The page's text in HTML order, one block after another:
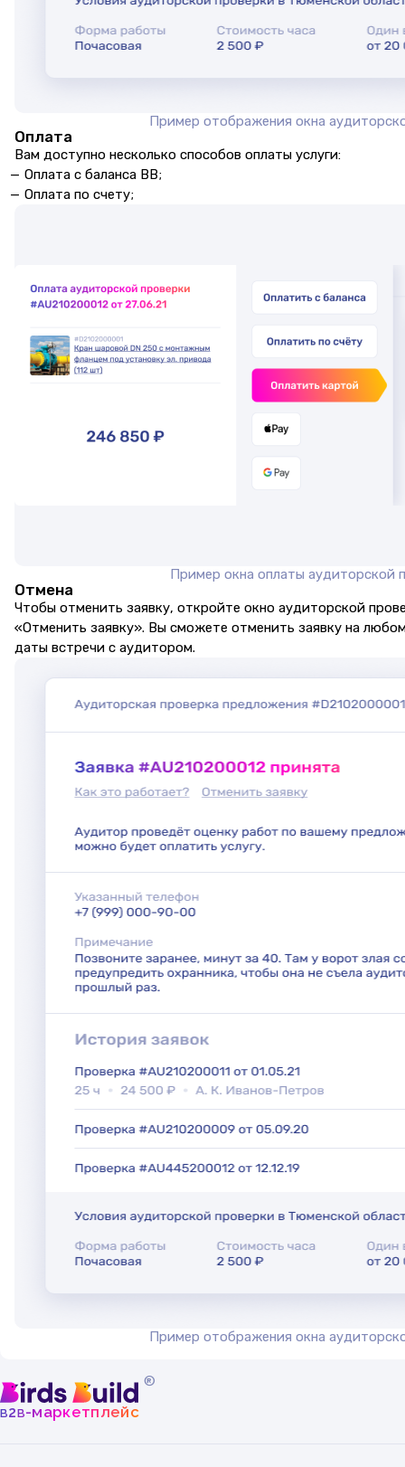
Пример отображения окна
Оплата
Вам доступно несколько способов оплаты услуги:
Оплата с баланса BB;
Оплата по счету;
Пример окна оплаты аудиторской
Отмена
Чтобы отменить заявку, откройте окно аудиторской
«Отменить заявку». Вы сможете отменить заявку на
даты встречи с аудитором.
Пример отображения окна
®
b2b-маркетплейс